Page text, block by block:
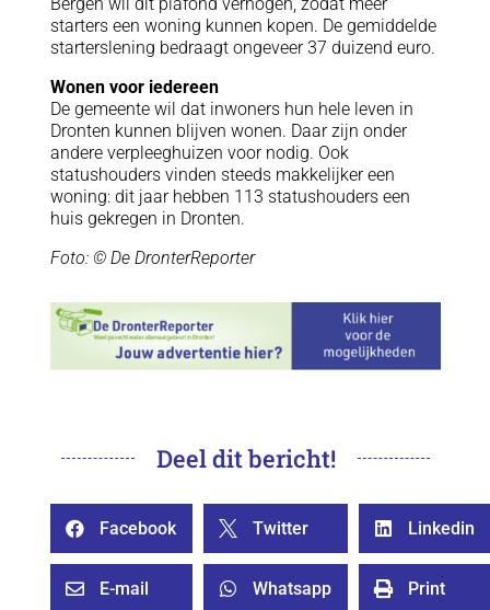
starters een woning kunnen kopen. De gemiddelde
starterslening bedraagt ongeveer 37 duizend euro.
Wonen voor iedereen
De gemeente wil dat inwoners hun hele leven in
Dronten kunnen blijven wonen. Daar zijn onder
andere verpleeghuizen voor nodig. Ook
statushouders vinden steeds makkelijker een
woning: dit jaar hebben 113 statushouders een
huis gekregen in Dronten.
Foto: © De DronterReporter
Deel dit bericht!
 Facebook  Twitter  Linkedin
 E-mail  Whatsapp  Print